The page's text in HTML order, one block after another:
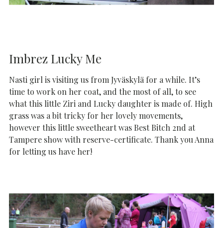
Imbrez Lucky Me
Nasti girl is visiting us from Jyväskylä for a while. It’s
time to work on her coat, and the most of all, to see
what this little Ziri and Lucky daughter is made of. High
grass was a bit tricky for her lovely movements,
however this little sweetheart was Best Bitch 2nd at
Tampere show with reserve-certificate. Thank you Anna
for letting us have her!